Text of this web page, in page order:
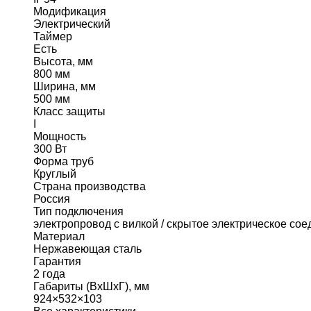
Модификация
Электрический
Таймер
Есть
Высота, мм
800 мм
Ширина, мм
500 мм
Класс защиты
Мощность
300 Вт
Форма труб
Круглый
Страна производства
Россия
Тип подключения
электропровод с вилкой / скрытое электрическое
Материал
Нержавеющая сталь
Гарантия
2 года
Габариты (ВхШхГ), мм
924×532×103